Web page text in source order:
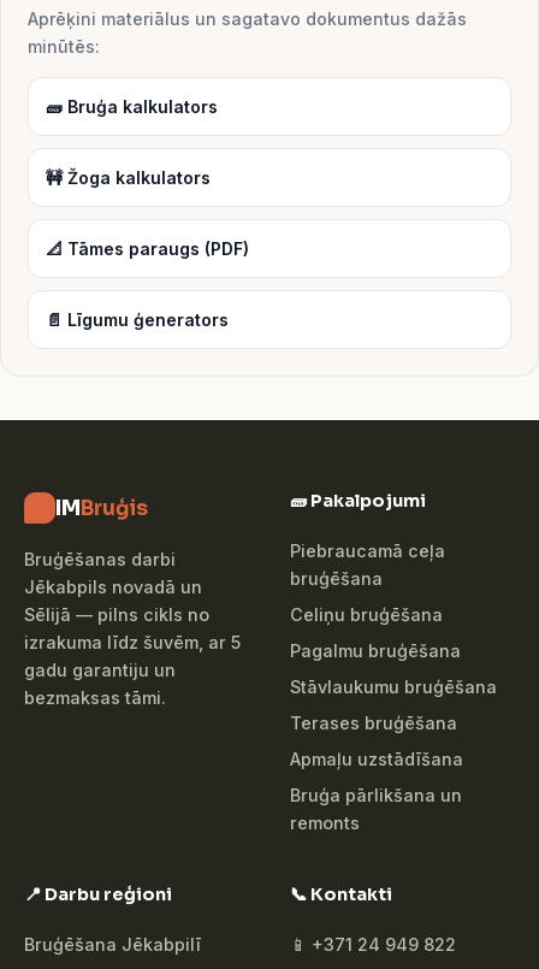
Aprēķini materiālus un sagatavo dokumentus dažās
minūtēs:
🧱 Bruģa kalkulators
🚧 Žoga kalkulators
📐 Tāmes paraugs (PDF)
📄 Līgumu ģenerators
IMBruģis
Bruģēšanas darbi
Jēkabpils novadā un
Sēlijā — pilns cikls no
izrakuma līdz šuvēm, ar 5
gadu garantiju un
bezmaksas tāmi.
🧱 Pakalpojumi
Piebraucamā ceļa
bruģēšana
Celiņu bruģēšana
Pagalmu bruģēšana
Stāvlaukumu bruģēšana
Terases bruģēšana
Apmaļu uzstādīšana
Bruģa pārlikšana un
remonts
📍 Darbu reģioni
Bruģēšana Jēkabpilī
📞 Kontakti
📱 +371 24 949 822